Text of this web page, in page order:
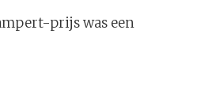
prijs was een